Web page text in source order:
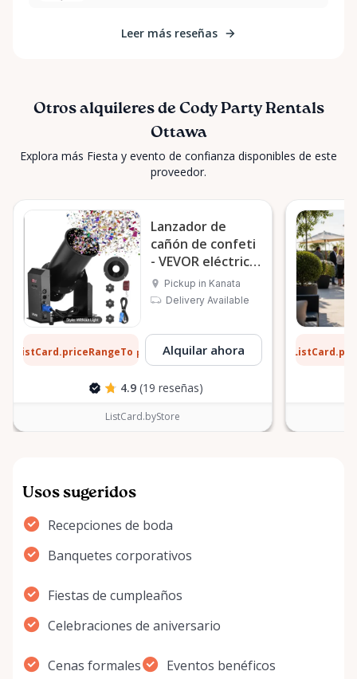
Leer más reseñas
Otros alquileres de Cody Party Rentals
Ottawa
Explora más Fiesta y evento de confianza disponibles de este
proveedor.
Lanzador de
cañón de confeti
- VEVOR eléctrico
de 1500 W
Pickup in Kanata
Delivery Available
ListCard.priceRangeTo por díaAlquilar ahora
4.9 (19 reseñas)
ListCard.byStore
Usos sugeridos
Recepciones de boda
Banquetes corporativos
Fiestas de cumpleaños
Celebraciones de aniversario
Cenas formales Eventos benéficos